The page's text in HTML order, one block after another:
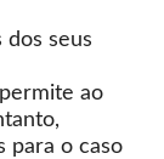
seus
ao
para o caso